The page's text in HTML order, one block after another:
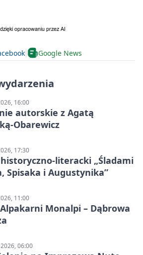
Google News
16:00
autorskie z Agatą
Obarewicz
17:30
literacki „Śladami
Spisaka i Augustynika”
11:00
Monalpi – Dąbrowa
06:00